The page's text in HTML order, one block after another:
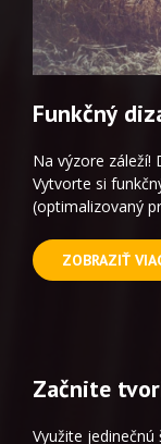
Funkčný
Na výzore záleží!
Vytvorte si
(optimalizovaný
ZOBRAZIŤ
Začnite
Využite